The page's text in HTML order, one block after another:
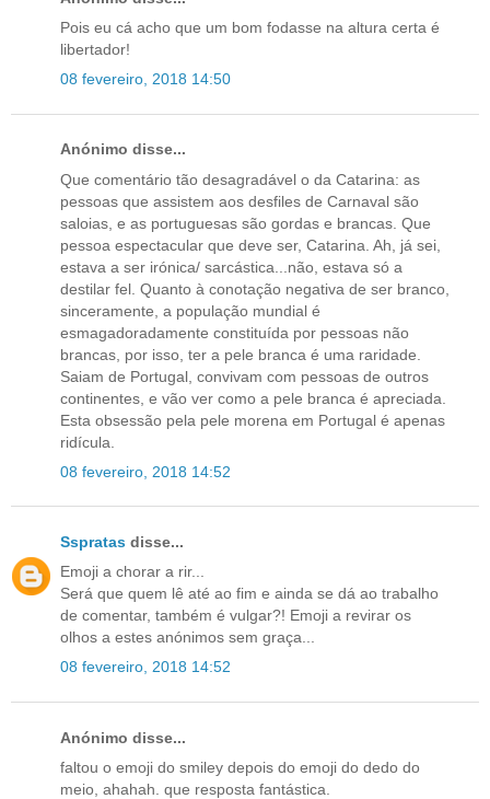
Pois eu cá acho que um bom fodasse na altura certa é
libertador!
08 fevereiro, 2018 14:50
Anónimo disse...
Que comentário tão desagradável o da Catarina: as
pessoas que assistem aos desfiles de Carnaval são
saloias, e as portuguesas são gordas e brancas. Que
pessoa espectacular que deve ser, Catarina. Ah, já sei,
estava a ser irónica/ sarcástica...não, estava só a
destilar fel. Quanto à conotação negativa de ser branco,
sinceramente, a população mundial é
esmagadoradamente constituída por pessoas não
brancas, por isso, ter a pele branca é uma raridade.
Saiam de Portugal, convivam com pessoas de outros
continentes, e vão ver como a pele branca é apreciada.
Esta obsessão pela pele morena em Portugal é apenas
ridícula.
08 fevereiro, 2018 14:52
Sspratas disse...
Emoji a chorar a rir...
Será que quem lê até ao fim e ainda se dá ao trabalho
de comentar, também é vulgar?! Emoji a revirar os
olhos a estes anónimos sem graça...
08 fevereiro, 2018 14:52
Anónimo disse...
faltou o emoji do smiley depois do emoji do dedo do
meio, ahahah. que resposta fantástica.